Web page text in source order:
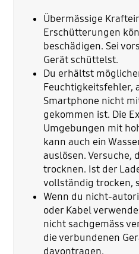
Übermässige
Erschütterungen
beschädigen. Sei
Gerät schüttelst.
Du erhältst
Feuchtigkeitsfehler,
Smartphone nicht
gekommen ist. Die
Umgebungen mit
kann auch ein
auslösen. Versuche,
trocknen. Ist der
vollständig trocken,
Wenn du nicht-
oder Kabel
nicht sachgemäss
die verbundenen
davontragen.